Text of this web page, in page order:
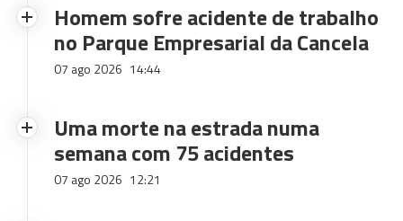
Homem sofre acidente de trabalho
no Parque Empresarial da Cancela
07 ago 2026 14:44
Uma morte na estrada numa
semana com 75 acidentes
07 ago 2026 12:21